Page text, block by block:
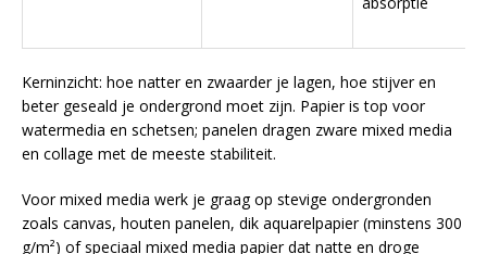
Kerninzicht: hoe natter en zwaarder je lagen, hoe stijver en
beter geseald je ondergrond moet zijn. Papier is top voor
watermedia en schetsen; panelen dragen zware mixed media
en collage met de meeste stabiliteit.
Voor mixed media werk je graag op stevige ondergronden
zoals canvas, houten panelen, dik aquarelpapier (minstens 300
g/m²) of speciaal mixed media papier dat natte en droge